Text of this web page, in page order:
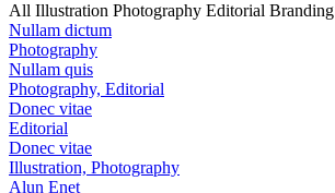
All Illustration Photography Editorial Branding
Nullam dictum
Photography
Nullam quis
Photography, Editorial
Donec vitae
Editorial
Donec vitae
Illustration, Photography
Alun Enet